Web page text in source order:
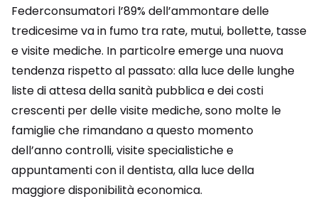
Federconsumatori l’89% dell’ammontare delle
tredicesime va in fumo tra rate, mutui, bollette, tasse
e visite mediche. In particolre emerge una nuova
tendenza rispetto al passato: alla luce delle lunghe
liste di attesa della sanità pubblica e dei costi
crescenti per delle visite mediche, sono molte le
famiglie che rimandano a questo momento
dell’anno controlli, visite specialistiche e
appuntamenti con il dentista, alla luce della
maggiore disponibilità economica.